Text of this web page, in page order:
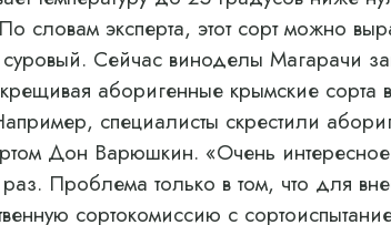
словам эксперта, этот сорт можно
Сейчас виноделы Магарачи
аборигенные крымские
специалисты скрестили
Дон Варюшкин. «Очень
раз. Проблема только в том, что для
сортокомиссию с